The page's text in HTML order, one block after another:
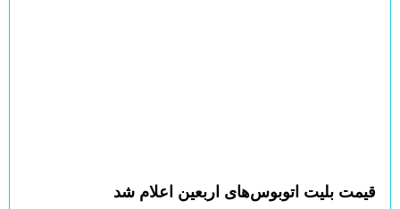
قیمت بلیت اتوبوس‌های اربعین اعلام شد